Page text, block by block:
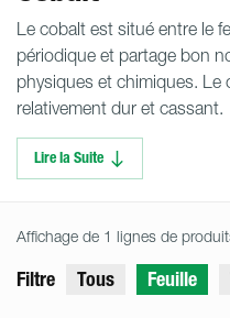
Le cobalt est situé entre le
périodique et partage bon
physiques et chimiques. Le
relativement dur et cassant.
Lire la Suite
Affichage de 1 lignes de
Filtre Tous Feuille